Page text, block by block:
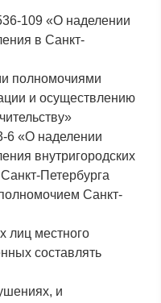
109 «О наделении
в Санкт-
полномочиями
и осуществлению
6 «О наделении
внутригородских
Петербурга
Санкт-
лиц местного
составлять
и